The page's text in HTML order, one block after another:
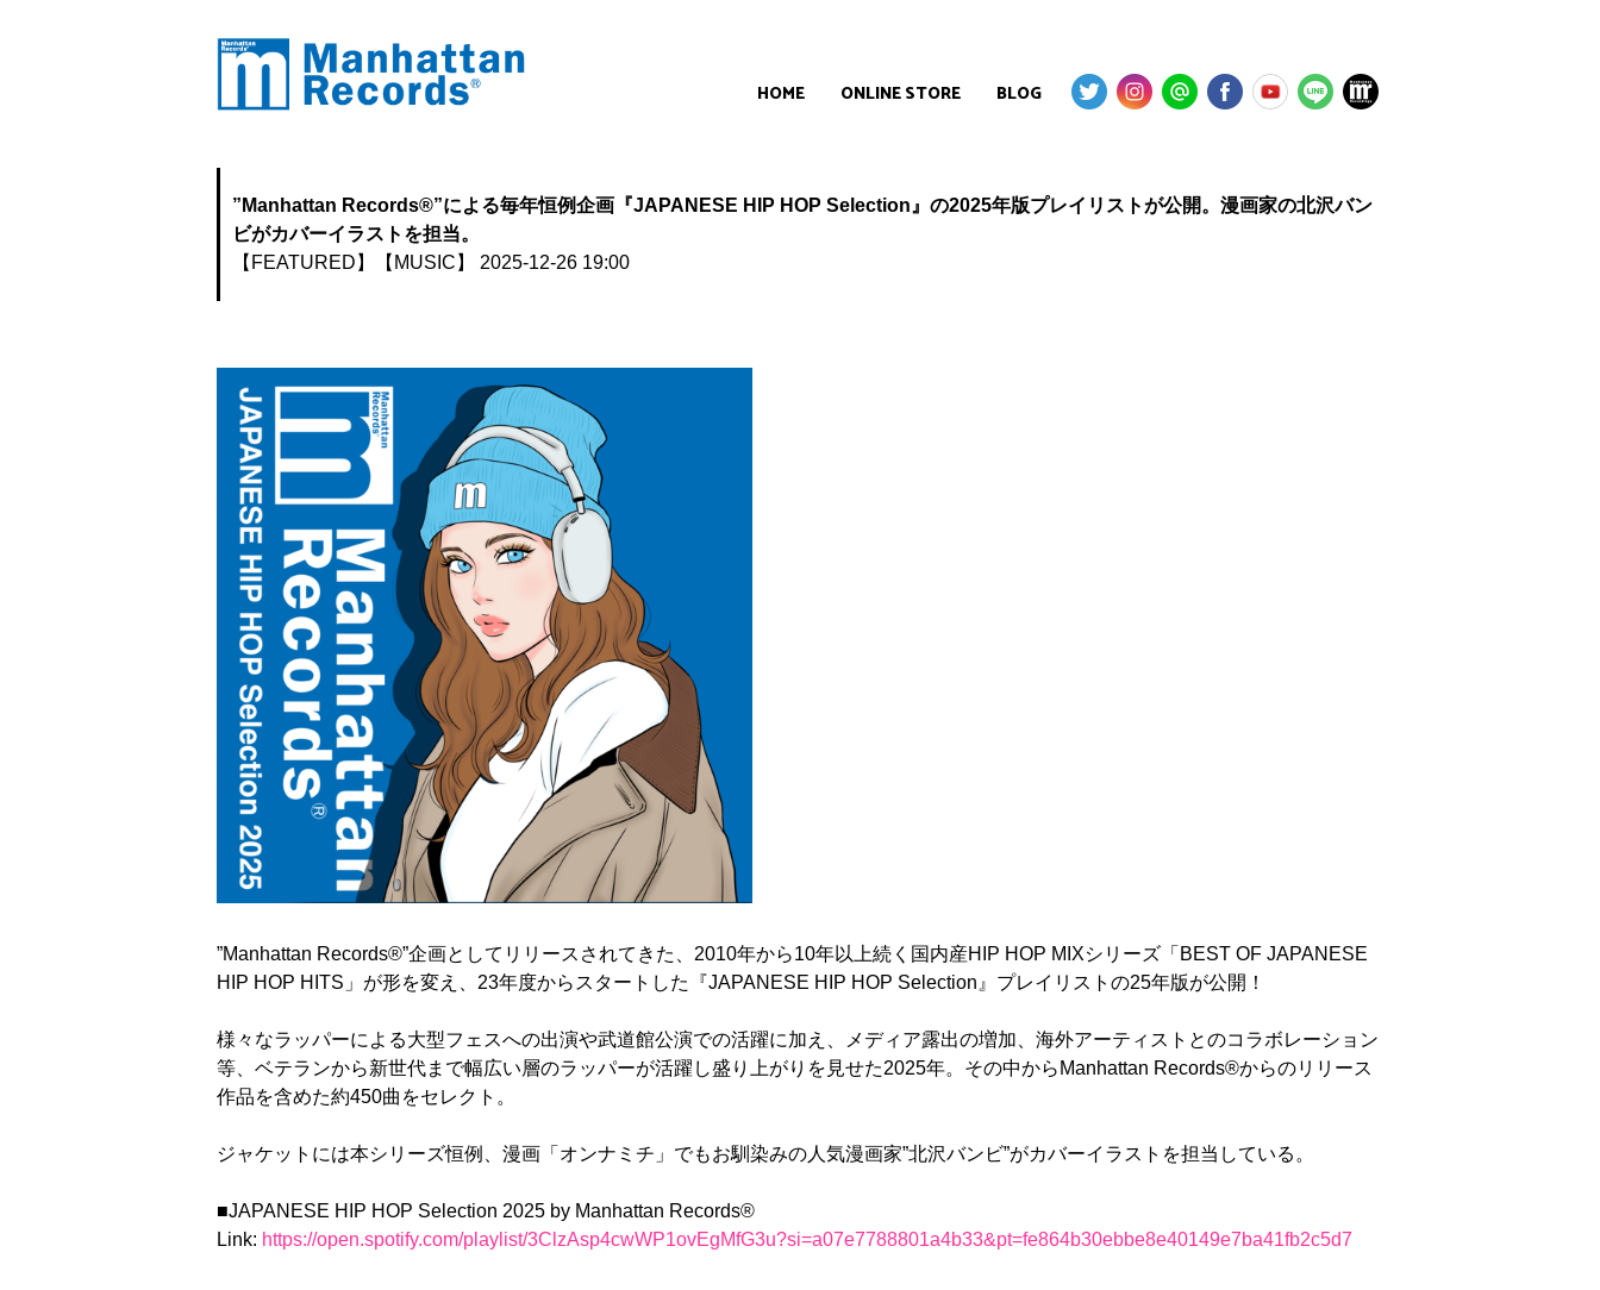
HOME ONLINE STORE BLOG
”Manhattan Records®”による毎年恒例企画『JAPANESE HIP HOP Selection』の2025年版プレイリストが公開。漫画家の北沢バン
ビがカバーイラストを担当。
【FEATURED】
【MUSIC】 2025-12-26 19:00
”Manhattan Records®”企画としてリリースされてきた、2010年から10年以上続く国内産HIP HOP MIXシリーズ「BEST OF JAPANESE
HIP HOP HITS」が形を変え、23年度からスタートした『JAPANESE HIP HOP Selection』プレイリストの25年版が公開！
様々なラッパーによる大型フェスへの出演や武道館公演での活躍に加え、メディア露出の増加、海外アーティストとのコラボレーション
等、ベテランから新世代まで幅広い層のラッパーが活躍し盛り上がりを見せた2025年。その中からManhattan Records®からのリリース
作品を含めた約450曲をセレクト。
ジャケットには本シリーズ恒例、漫画「オンナミチ」でもお馴染みの人気漫画家”北沢バンビ”がカバーイラストを担当している。
■JAPANESE HIP HOP Selection 2025 by Manhattan Records®
Link: https://open.spotify.com/playlist/3ClzAsp4cwWP1ovEgMfG3u?si=a07e7788801a4b33&pt=fe864b30ebbe8e40149e7ba41fb2c5d7